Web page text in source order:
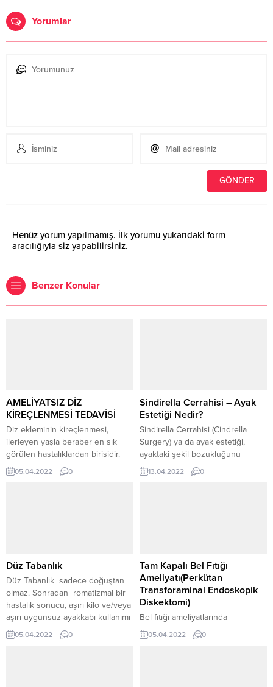
Yorumlar
Henüz yorum yapılmamış. İlk yorumu yukarıdaki form
aracılığıyla siz yapabilirsiniz.
Benzer Konular
AMELİYATSIZ DİZ
KİREÇLENMESİ TEDAVİSİ
Diz ekleminin kireçlenmesi,
ilerleyen yaşla beraber en sık
görülen hastalıklardan birisidir.
Hastalık aslında, eklemlerimizin
ağrısız, sessiz ve ...
05.04.2022 0
Sindirella Cerrahisi – Ayak
Estetiği Nedir?
Sindirella Cerrahisi (Cindrella
Surgery) ya da ayak estetiği,
ayaktaki şekil bozukluğunu
gidermek için yapılan işlemlerin
tümüne verilen genel ...
13.04.2022 0
Düz Tabanlık
Düz Tabanlık sadece doğuştan
olmaz. Sonradan romatizmal bir
hastalık sonucu, aşırı kilo ve/veya
aşırı uygunsuz ayakkabı kullanımı
sonucunda da ...
05.04.2022 0
Tam Kapalı Bel Fıtığı
Ameliyatı(Perkütan
Transforaminal Endoskopik
Diskektomi)
Bel fıtığı ameliyatlarında
uygulanan açık cerrahi ve
mikrodiskektomi yöntemlerinin
05.04.2022 0